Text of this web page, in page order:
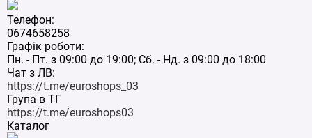
Телефон:
0674658258
Графік роботи:
Пн. - Пт. з 09:00 до 19:00; Сб. - Нд. з 09:00 до 18:00
Чат з ЛВ:
https://t.me/euroshops_03
Група в ТГ
https://t.me/euroshops03
Каталог